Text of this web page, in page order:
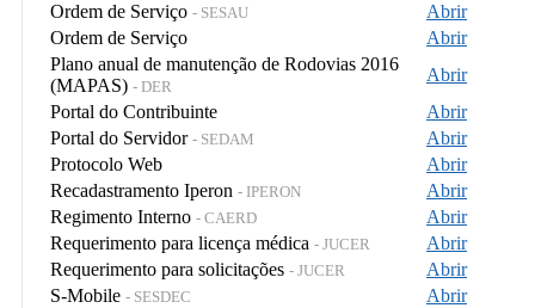
Ordem de Serviço - SESAU
Abrir
Ordem de Serviço
Abrir
Plano anual de manutenção de Rodovias 2016
(MAPAS) - DER
Abrir
Portal do Contribuinte
Abrir
Portal do Servidor - SEDAM
Abrir
Protocolo Web
Abrir
Recadastramento Iperon - IPERON
Abrir
Regimento Interno - CAERD
Abrir
Requerimento para licença médica - JUCER
Abrir
Requerimento para solicitações - JUCER
Abrir
S-Mobile - SESDEC
Abrir